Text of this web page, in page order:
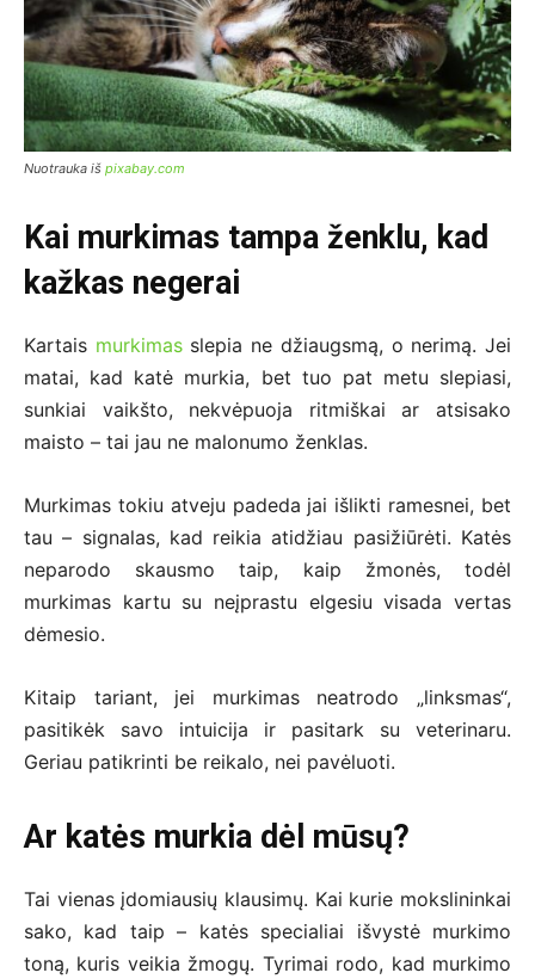
Nuotrauka iš pixabay.com
Kai murkimas tampa ženklu, kad
kažkas negerai
Kartais murkimasslepia ne džiaugsmą, o nerimą. Jei
matai, kad katė murkia, bet tuo pat metu slepiasi,
sunkiai vaikšto, nekvėpuoja ritmiškai ar atsisako
maisto – tai jau ne malonumo ženklas.
Murkimas tokiu atveju padeda jai išlikti ramesnei, bet
tau – signalas, kad reikia atidžiau pasižiūrėti. Katės
neparodo skausmo taip, kaip žmonės, todėl
murkimas kartu su neįprastu elgesiu visada vertas
dėmesio.
Kitaip tariant, jei murkimas neatrodo „linksmas“,
pasitikėk savo intuicija ir pasitark su veterinaru.
Geriau patikrinti be reikalo, nei pavėluoti.
Ar katės murkia dėl mūsų?
Tai vienas įdomiausių klausimų. Kai kurie mokslininkai
sako, kad taip – katės specialiai išvystė murkimo
toną, kuris veikia žmogų. Tyrimai rodo, kad murkimo